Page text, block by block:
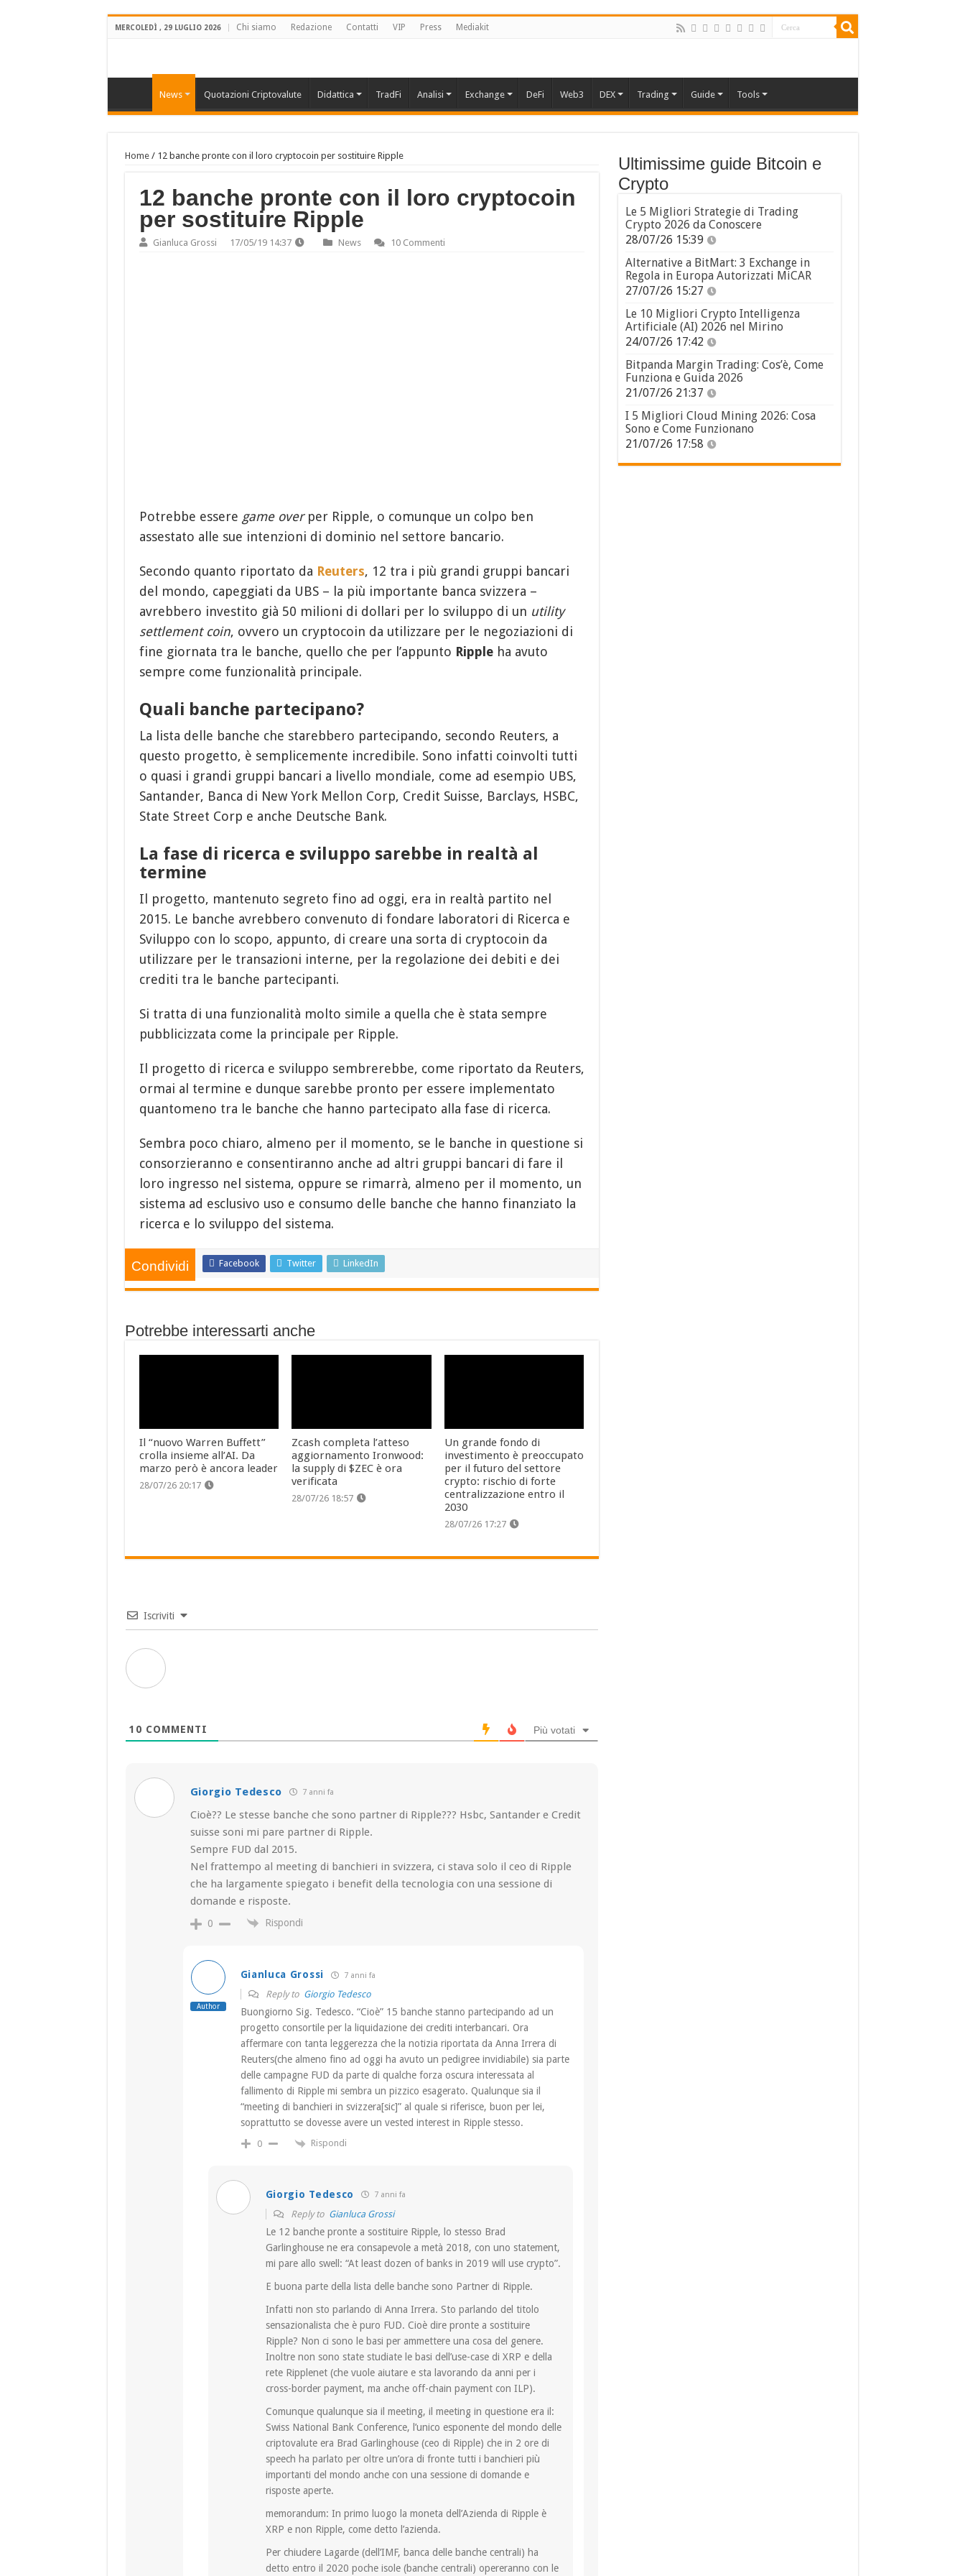
MERCOLEDÌ , 29 LUGLIO 2026 Chi siamo Redazione Contatti VIP Press Mediakit
News Quotazioni Criptovalute Didattica TradFi Analisi Exchange DeFi Web3 DEX Trading Guide Tools
Home/ 12 banche pronte con il loro cryptocoin per sostituire Ripple
12 banche pronte con il loro cryptocoin
per sostituire Ripple
Gianluca Grossi 17/05/19 14:37 News 10 Commenti
Potrebbe essere game overper Ripple, o comunque un colpo ben
assestato alle sue intenzioni di dominio nel settore bancario.
Secondo quanto riportato da Reuters, 12 tra i più grandi gruppi bancari
del mondo, capeggiati da UBS – la più importante banca svizzera –
avrebbero investito già 50 milioni di dollari per lo sviluppo di un utility
settlement coin, ovvero un cryptocoin da utilizzare per le negoziazioni di
fine giornata tra le banche, quello che per l’appunto Rippleha avuto
sempre come funzionalità principale.
Quali banche partecipano?
La lista delle banche che starebbero partecipando, secondo Reuters, a
questo progetto, è semplicemente incredibile. Sono infatti coinvolti tutti
o quasi i grandi gruppi bancari a livello mondiale, come ad esempio UBS,
Santander, Banca di New York Mellon Corp, Credit Suisse, Barclays, HSBC,
State Street Corp e anche Deutsche Bank.
La fase di ricerca e sviluppo sarebbe in realtà al
termine
Il progetto, mantenuto segreto fino ad oggi, era in realtà partito nel
2015. Le banche avrebbero convenuto di fondare laboratori di Ricerca e
Sviluppo con lo scopo, appunto, di creare una sorta di cryptocoin da
utilizzare per le transazioni interne, per la regolazione dei debiti e dei
crediti tra le banche partecipanti.
Si tratta di una funzionalità molto simile a quella che è stata sempre
pubblicizzata come la principale per Ripple.
Il progetto di ricerca e sviluppo sembrerebbe, come riportato da Reuters,
ormai al termine e dunque sarebbe pronto per essere implementato
quantomeno tra le banche che hanno partecipato alla fase di ricerca.
Sembra poco chiaro, almeno per il momento, se le banche in questione si
consorzieranno e consentiranno anche ad altri gruppi bancari di fare il
loro ingresso nel sistema, oppure se rimarrà, almeno per il momento, un
sistema ad esclusivo uso e consumo delle banche che hanno finanziato la
ricerca e lo sviluppo del sistema.
Condividi Facebook Twitter LinkedIn
Potrebbe interessarti anche
Il “nuovo Warren Buffett”
crolla insieme all’AI. Da
marzo però è ancora leader
28/07/26 20:17
Zcash completa l’atteso
aggiornamento Ironwood:
la supply di $ZEC è ora
verificata
28/07/26 18:57
Un grande fondo di
investimento è preoccupato
per il futuro del settore
crypto: rischio di forte
centralizzazione entro il
2030
28/07/26 17:27
Iscriviti
10 COMMENTI Più votati
Giorgio Tedesco 7 anni fa
Cioè?? Le stesse banche che sono partner di Ripple??? Hsbc, Santander e Credit
suisse soni mi pare partner di Ripple.
Sempre FUD dal 2015.
Nel frattempo al meeting di banchieri in svizzera, ci stava solo il ceo di Ripple
che ha largamente spiegato i benefit della tecnologia con una sessione di
domande e risposte.
0 Rispondi
Author
Gianluca Grossi 7 anni fa
Reply to Giorgio Tedesco
Buongiorno Sig. Tedesco. “Cioè” 15 banche stanno partecipando ad un
progetto consortile per la liquidazione dei crediti interbancari. Ora
affermare con tanta leggerezza che la notizia riportata da Anna Irrera di
Reuters(che almeno fino ad oggi ha avuto un pedigree invidiabile) sia parte
delle campagne FUD da parte di qualche forza oscura interessata al
fallimento di Ripple mi sembra un pizzico esagerato. Qualunque sia il
“meeting di banchieri in svizzera[sic]” al quale si riferisce, buon per lei,
soprattutto se dovesse avere un vested interest in Ripple stesso.
0 Rispondi
Giorgio Tedesco 7 anni fa
Reply to Gianluca Grossi
Le 12 banche pronte a sostituire Ripple, lo stesso Brad
Garlinghouse ne era consapevole a metà 2018, con uno statement,
mi pare allo swell: “At least dozen of banks in 2019 will use crypto”.
E buona parte della lista delle banche sono Partner di Ripple.
Infatti non sto parlando di Anna Irrera. Sto parlando del titolo
sensazionalista che è puro FUD. Cioè dire pronte a sostituire
Ripple? Non ci sono le basi per ammettere una cosa del genere.
Inoltre non sono state studiate le basi dell’use-case di XRP e della
rete Ripplenet (che vuole aiutare e sta lavorando da anni per i
cross-border payment, ma anche off-chain payment con ILP).
Comunque qualunque sia il meeting, il meeting in questione era il:
Swiss National Bank Conference, l’unico esponente del mondo delle
criptovalute era Brad Garlinghouse (ceo di Ripple) che in 2 ore di
speech ha parlato per oltre un’ora di fronte tutti i banchieri più
importanti del mondo anche con una sessione di domande e
risposte aperte.
memorandum: In primo luogo la moneta dell’Azienda di Ripple è
XRP e non Ripple, come detto l’azienda.
Per chiudere Lagarde (dell’IMF, banca delle banche centrali) ha
detto entro il 2020 poche isole (banche centrali) opereranno con le
Ultimissime guide Bitcoin e
Crypto
Le 5 Migliori Strategie di Trading
Crypto 2026 da Conoscere
28/07/26 15:39
Alternative a BitMart: 3 Exchange in
Regola in Europa Autorizzati MiCAR
27/07/26 15:27
Le 10 Migliori Crypto Intelligenza
Artificiale (AI) 2026 nel Mirino
24/07/26 17:42
Bitpanda Margin Trading: Cos’è, Come
Funziona e Guida 2026
21/07/26 21:37
I 5 Migliori Cloud Mining 2026: Cosa
Sono e Come Funzionano
21/07/26 17:58